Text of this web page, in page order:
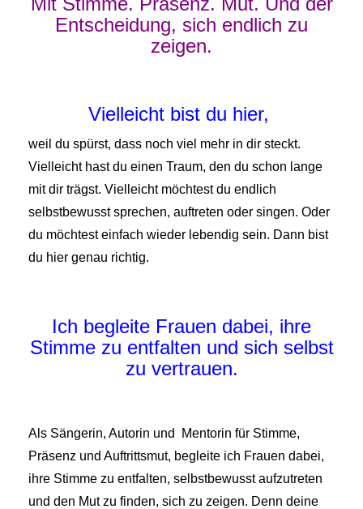
Entscheidung, sich endlich zu
zeigen.
Vielleicht bist du hier,
weil du spürst, dass noch viel mehr in dir steckt.
Vielleicht hast du einen Traum, den du schon lange
mit dir trägst. Vielleicht möchtest du endlich
selbstbewusst sprechen, auftreten oder singen. Oder
du möchtest einfach wieder lebendig sein. Dann bist
du hier genau richtig.
Ich begleite Frauen dabei, ihre
Stimme zu entfalten und sich selbst
zu vertrauen.
Als Sängerin, Autorin und Mentorin für Stimme,
Präsenz und Auftrittsmut, begleite ich Frauen dabei,
ihre Stimme zu entfalten, selbstbewusst aufzutreten
und den Mut zu finden, sich zu zeigen. Denn deine